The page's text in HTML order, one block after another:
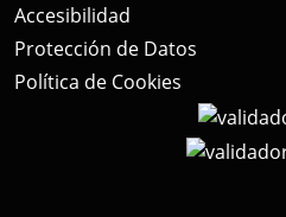
Accesibilidad
Protección de Datos
Política de Cookies